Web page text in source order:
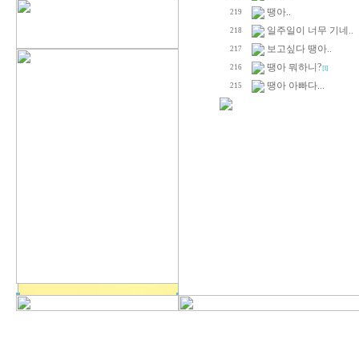
219 땡아..
218 일주일이 너무 기네..
217 보고싶다 땡아..
216 땡아 뭐하니? [1]
215 땡아 아빠다...